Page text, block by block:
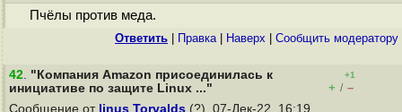
Пчёлы против меда.
Ответить Правка| Наверх Cообщить модератору
42. "Компания Amazon присоединилась к
инициативе по защите Linux ..."
+1
+ / –
Сообщение от linus Torvalds (?), 07-Дек-22, 16:19